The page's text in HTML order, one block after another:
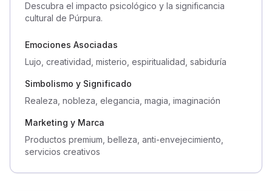
Descubra el impacto psicológico y la significancia
cultural de Púrpura.
Emociones Asociadas
Lujo, creatividad, misterio, espiritualidad, sabiduría
Simbolismo y Significado
Realeza, nobleza, elegancia, magia, imaginación
Marketing y Marca
Productos premium, belleza, anti-envejecimiento,
servicios creativos